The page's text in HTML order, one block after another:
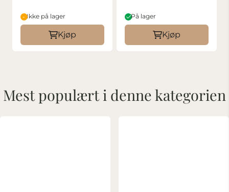
Ikke på lager
Kjøp
På lager
Kjøp
Mest populært i denne kategorien